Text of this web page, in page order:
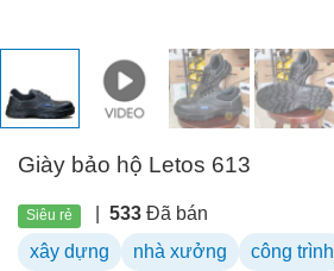
Giày bảo hộ Letos 613
Siêu rẻ |533 Đã bán
xây dựng
nhà xưởng công trình